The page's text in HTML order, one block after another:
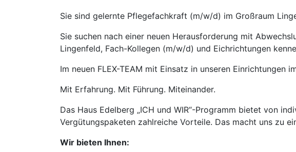
Sie sind gelernte Pflegefachkraft (m/w/d) im Großraum
Sie suchen nach einer neuen Herausforderung mit
Lingenfeld, Fach-Kollegen (m/w/d) und Eichrichtungen
Im neuen FLEX-TEAM mit Einsatz in unseren
Mit Erfahrung. Mit Führung. Miteinander.
Das Haus Edelberg „ICH und WIR“-Programm bietet von
Vergütungspaketen zahlreiche Vorteile. Das macht uns zu
Wir bieten Ihnen: